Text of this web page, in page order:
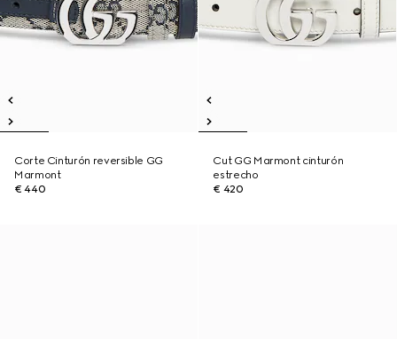
Corte Cinturón reversible GG
Marmont
€ 440
Cut GG Marmont cinturón
estrecho
€ 420